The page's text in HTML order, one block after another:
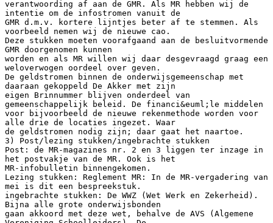
verantwoording af aan de GMR. Als MR hebben wij de
intentie om de infostromen vanuit de
GMR d.m.v. kortere lijntjes beter af te stemmen. Als
voorbeeld nemen wij de nieuwe cao.
Deze stukken moeten voorafgaand aan de besluitvormende
GMR doorgenomen kunnen
worden en als MR willen wij daar desgevraagd graag een
weloverwogen oordeel over geven.
De geldstromen binnen de onderwijsgemeenschap met
daaraan gekoppeld De Akker met zijn
eigen Brinnummer blijven onderdeel van
gemeenschappelijk beleid. De financi&euml;le middelen
voor bijvoorbeeld de nieuwe rekenmethode worden voor
alle drie de locaties ingezet. Waar
de geldstromen nodig zijn; daar gaat het naartoe.
3) Post/lezing stukken/ingebrachte stukken
Post: de MR-magazines nr. 2 en 3 liggen ter inzage in
het postvakje van de MR. Ook is het
MR-infobulletin binnengekomen.
Lezing stukken: Reglement MR: In de MR-vergadering van
mei is dit een bespreekstuk.
ingebrachte stukken: De WWZ (Wet Werk en Zekerheid).
Bijna alle grote onderwijsbonden
gaan akkoord met deze wet, behalve de AVS (Algemene